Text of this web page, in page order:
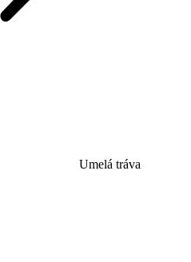
Umelá tráva